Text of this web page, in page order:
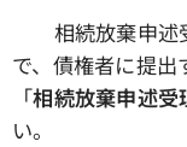
相続放棄申述
で、債権者に提
「相続放棄申述受
い。